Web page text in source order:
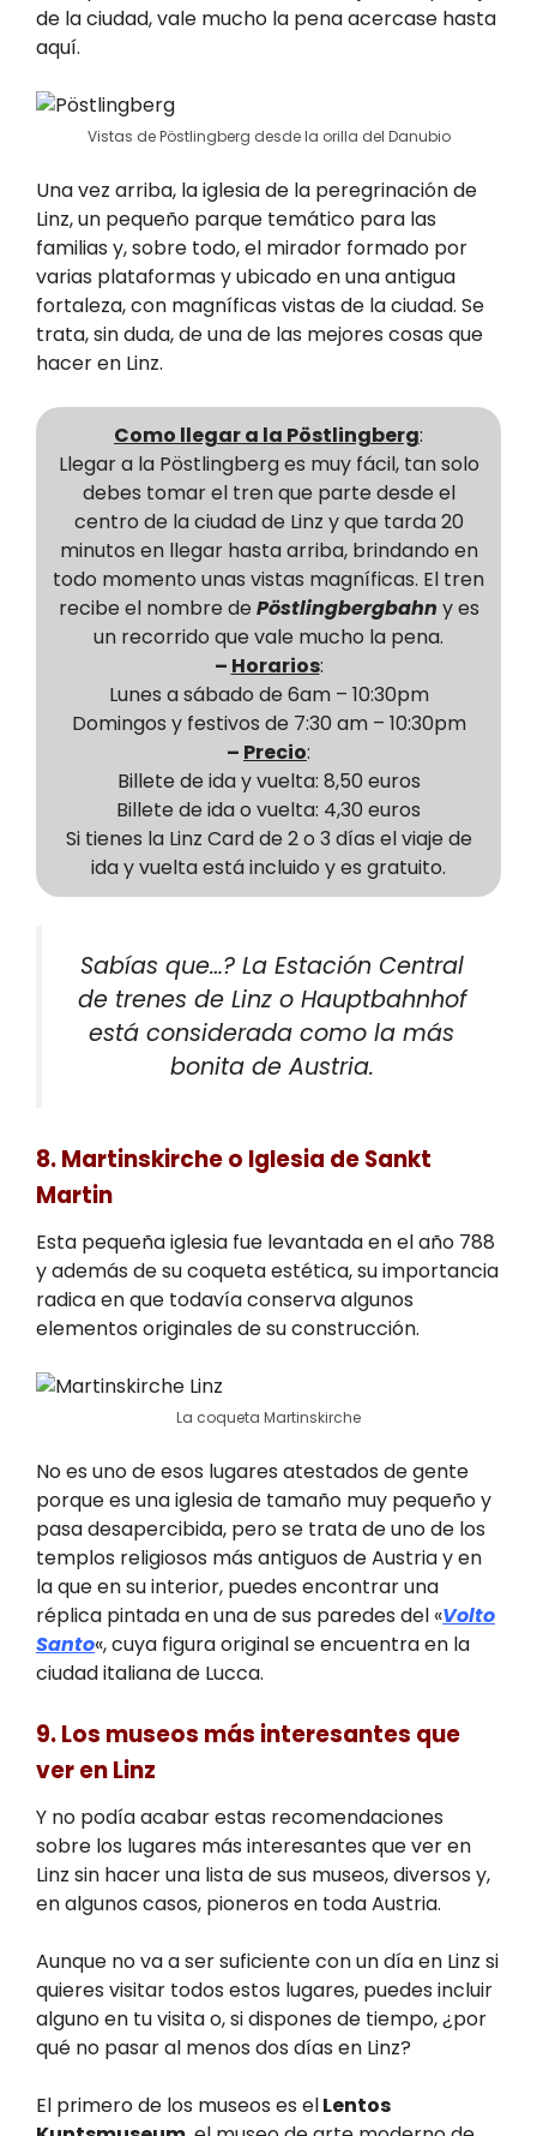
de la ciudad, vale mucho la pena acercase hasta
aquí.
Vistas de Pöstlingberg desde la orilla del Danubio
Una vez arriba, la iglesia de la peregrinación de
Linz, un pequeño parque temático para las
familias y, sobre todo, el mirador formado por
varias plataformas y ubicado en una antigua
fortaleza, con magníficas vistas de la ciudad. Se
trata, sin duda, de una de las mejores cosas que
hacer en Linz.
Como llegar a la Pöstlingberg:
Llegar a la Pöstlingberg es muy fácil, tan solo
debes tomar el tren que parte desde el
centro de la ciudad de Linz y que tarda 20
minutos en llegar hasta arriba, brindando en
todo momento unas vistas magníficas. El tren
recibe el nombre de Pöstlingbergbahn y es
un recorrido que vale mucho la pena.
– Horarios:
Lunes a sábado de 6am – 10:30pm
Domingos y festivos de 7:30 am – 10:30pm
– Precio:
Billete de ida y vuelta: 8,50 euros
Billete de ida o vuelta: 4,30 euros
Si tienes la Linz Card de 2 o 3 días el viaje de
ida y vuelta está incluido y es gratuito.
Sabías que…? La Estación Central
de trenes de Linz o Hauptbahnhof
está considerada como la más
bonita de Austria.
8. Martinskirche o Iglesia de Sankt
Martin
Esta pequeña iglesia fue levantada en el año 788
y además de su coqueta estética, su importancia
radica en que todavía conserva algunos
elementos originales de su construcción.
La coqueta Martinskirche
No es uno de esos lugares atestados de gente
porque es una iglesia de tamaño muy pequeño y
pasa desapercibida, pero se trata de uno de los
templos religiosos más antiguos de Austria y en
la que en su interior, puedes encontrar una
réplica pintada en una de sus paredes del «Volto
Santo«, cuya figura original se encuentra en la
ciudad italiana de Lucca.
9. Los museos más interesantes que
ver en Linz
Y no podía acabar estas recomendaciones
sobre los lugares más interesantes que ver en
Linz sin hacer una lista de sus museos, diversos y,
en algunos casos, pioneros en toda Austria.
Aunque no va a ser suficiente con un día en Linz si
quieres visitar todos estos lugares, puedes incluir
alguno en tu visita o, si dispones de tiempo, ¿por
qué no pasar al menos dos días en Linz?
El primero de los museos es elLentos